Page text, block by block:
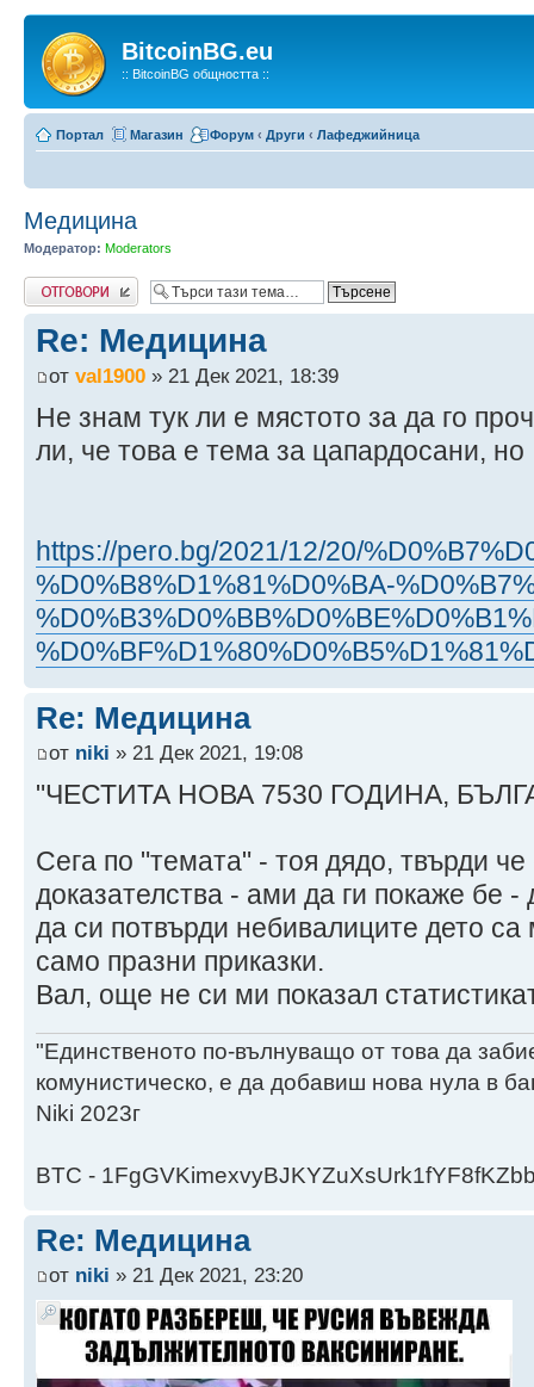
BitcoinBG.eu
:: BitcoinBG общността ::
Портал Магазин Форум ‹ Други ‹ Лафеджийница
Медицина
Модератор: Moderators
Напиши коментар
Re: Медицина
от val1900 » 21 Дек 2021, 18:39
Не знам тук ли е мястото за да го
ли, че това е тема за цапардосани, но
https://pero.bg/2021/12/20/
%D0%B8%D1%81%D0%BA-
Re: Медицина
от niki » 21 Дек 2021, 19:08
"ЧЕСТИТА НОВА 7530 ГОДИНА,
Сега по "темата" - тоя дядо, твърди
доказателства - ами да ги покаже бе
да си потвърди небивалиците дето са
само празни приказки.
Вал, още не си ми показал
"Единственото по-вълнуващо от това да
комунистическо, е да добавиш нова нула в
Niki 2023г
BTC -
Re: Медицина
от niki » 21 Дек 2021, 23:20